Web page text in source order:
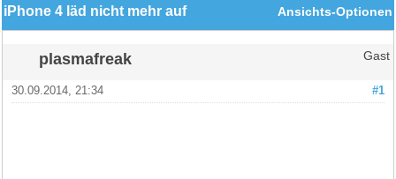
Ansichts-Optionen
iPhone 4 läd nicht mehr auf
plasmafreak Gast
#1
30.09.2014, 21:34